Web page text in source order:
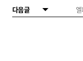
다음글